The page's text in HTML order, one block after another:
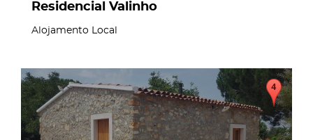
Residencial Valinho
Alojamento Local
page